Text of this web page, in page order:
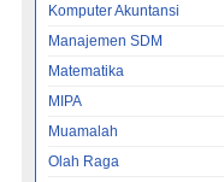
Komputer Akuntansi
Manajemen SDM
Matematika
MIPA
Muamalah
Olah Raga